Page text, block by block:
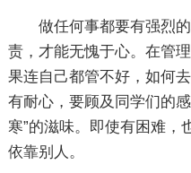
做任何事都要有强烈
责，才能无愧于心。在管
果连自己都管不好，如何
有耐心，要顾及同学们的
寒”的滋味。即使有困难，
依靠别人。